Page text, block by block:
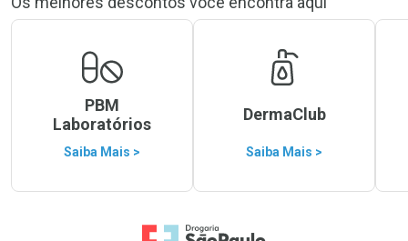
PBM
Laboratórios
Saiba Mais >
DermaClub
Saiba Mais >
Ir para a Home